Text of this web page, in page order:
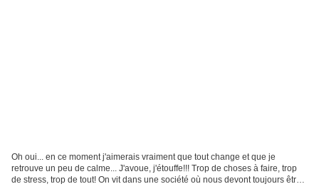
Oh oui... en ce moment j'aimerais vraiment que tout change et que je
retrouve un peu de calme... J'avoue, j'étouffe!!! Trop de choses à faire, trop
de stress, trop de tout! On vit dans une société où nous devont toujours être